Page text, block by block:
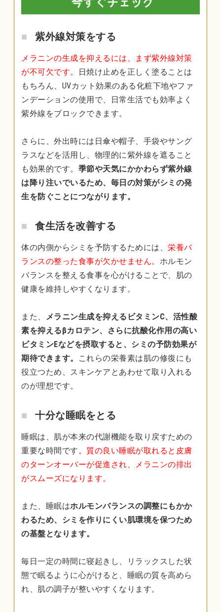
紫外線対策をする
メラニンの生成を抑えるには、まず紫外線対策
が不可欠です。
日焼け止めを正しく塗ることは
もちろん、UVカット効果のある化粧下地やファ
ンデーションの使用で、日常生活でも効率よく
紫外線をブロックできます。
さらに、外出時には日傘や帽子、手袋やサング
ラスなどを活用し、物理的に紫外線を遮ること
も効果的です。 季節や天気にかかわらず紫外線
は降り注いでいるため、毎日の対策がシミの発
生を防ぐことにつながります。
食生活を改善する
体の内側からシミを予防するためには、 栄養バ
ランスの整った食事が欠かせません。 ホルモン
バランスを整える食事を心がけることで、肌の
健康を維持しやすくなります。
また、 メラニン生成を抑えるビタミンC、活性酸
素を抑えるβカロテン、さらに抗酸化作用の高い
ビタミンEなどを摂取すると、シミの予防効果が
期待できます。
これらの栄養素は肌の修復にも
役立つため、スキンケアとあわせて取り入れる
のが理想です。
十分な睡眠をとる
睡眠は、肌が本来の代謝機能を取り戻すための
重要な時間です。 質の良い睡眠が取れると皮膚
のターンオーバーが促進され、メラニンの排出
がスムーズになります。
また、睡眠はホルモンバランスの調整にもかか
わるため、シミを作りにくい肌環境を保つため
の基盤となります。
毎日一定の時間に寝起きし、リラックスした状
態で眠るように心がけると、睡眠の質を高めら
れ、肌の調子が整いやすくなります。